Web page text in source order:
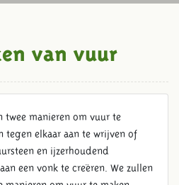
van vuur
twee manieren om vuur te
tegen elkaar aan te wrijven of
en ijzerhoudend
een vonk te creëren. We zullen